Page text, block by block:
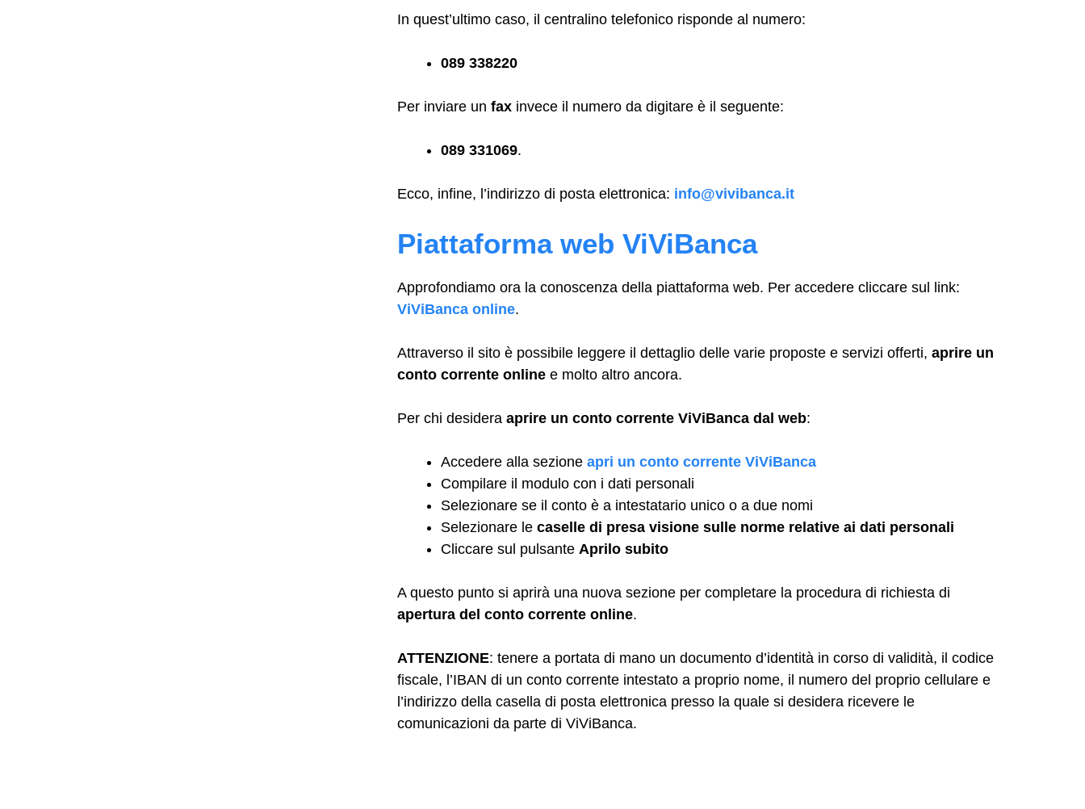
In quest’ultimo caso, il centralino telefonico risponde al numero:
089 338220
Per inviare un fax invece il numero da digitare è il seguente:
089 331069.
Ecco, infine, l’indirizzo di posta elettronica: info@vivibanca.it
Piattaforma web ViViBanca
Approfondiamo ora la conoscenza della piattaforma web. Per accedere cliccare sul link:
ViViBanca online.
Attraverso il sito è possibile leggere il dettaglio delle varie proposte e servizi offerti, aprire un
conto corrente online e molto altro ancora.
Per chi desidera aprire un conto corrente ViViBanca dal web:
Accedere alla sezione apri un conto corrente ViViBanca
Compilare il modulo con i dati personali
Selezionare se il conto è a intestatario unico o a due nomi
Selezionare le caselle di presa visione sulle norme relative ai dati personali
Cliccare sul pulsante Aprilo subito
A questo punto si aprirà una nuova sezione per completare la procedura di richiesta di
apertura del conto corrente online.
ATTENZIONE: tenere a portata di mano un documento d’identità in corso di validità, il codice
fiscale, l’IBAN di un conto corrente intestato a proprio nome, il numero del proprio cellulare e
l’indirizzo della casella di posta elettronica presso la quale si desidera ricevere le
comunicazioni da parte di ViViBanca.